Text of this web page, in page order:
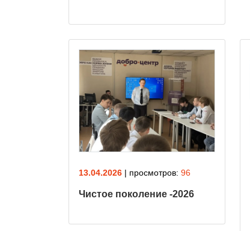
13.04.2026 | просмотров: 96
Чистое поколение -2026